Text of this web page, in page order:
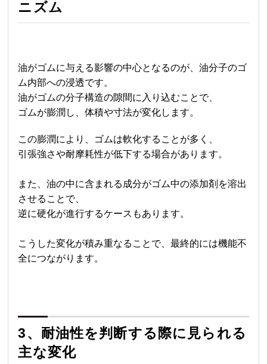
ニズム
油がゴムに与える影響の中心となるのが、油分子のゴ
ム内部への浸透です。
油がゴムの分子構造の隙間に入り込むことで、
ゴムが膨潤し、体積や寸法が変化します。
この膨潤により、ゴムは軟化することが多く、
引張強さや耐摩耗性が低下する場合があります。
また、油の中に含まれる成分がゴム中の添加剤を溶出
させることで、
逆に硬化が進行するケースもあります。
こうした変化が積み重なることで、最終的には機能不
全につながります。
3、耐油性を判断する際に見られる
主な変化